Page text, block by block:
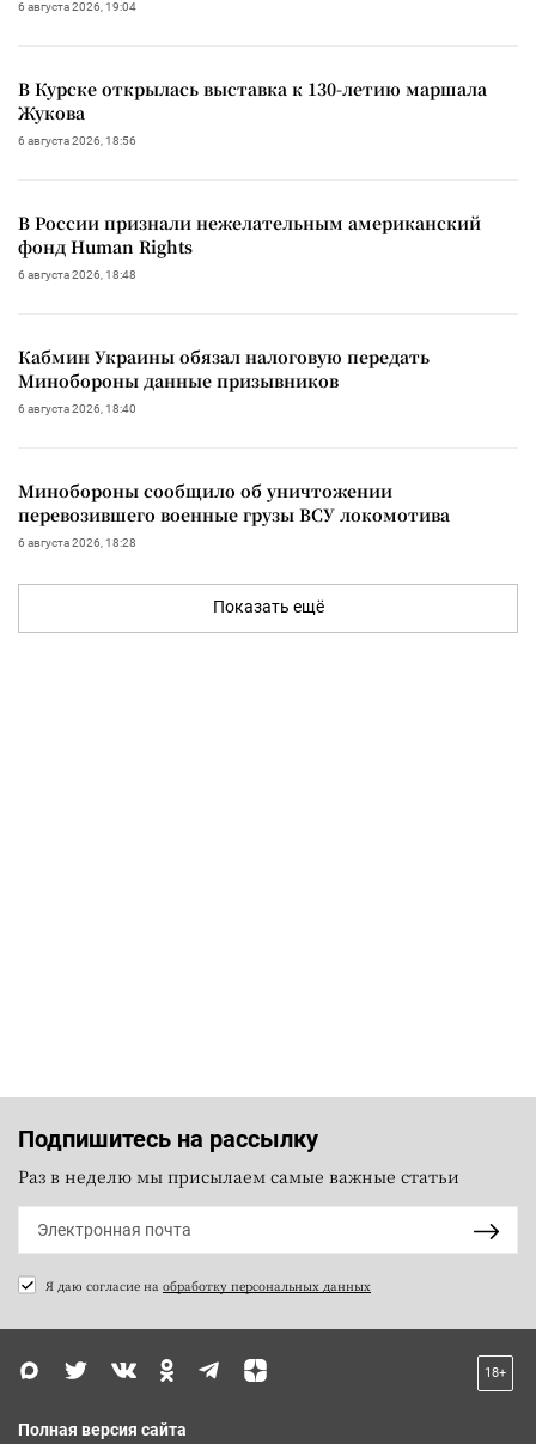
6 августа 2026, 19:04
В Курске открылась выставка к 130-летию маршала
Жукова
6 августа 2026, 18:56
В России признали нежелательным американский
фонд Human Rights
6 августа 2026, 18:48
Кабмин Украины обязал налоговую передать
Минобороны данные призывников
6 августа 2026, 18:40
Минобороны сообщило об уничтожении
перевозившего военные грузы ВСУ локомотива
6 августа 2026, 18:28
Показать ещё
Подпишитесь на рассылку
Раз в неделю мы присылаем самые важные статьи
Я даю согласие на обработку персональных данных
18+
Полная версия сайта